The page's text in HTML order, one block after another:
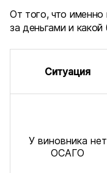
От того, что именно
за деньгами и какой
Ситуация
У виновника нет
ОСАГО